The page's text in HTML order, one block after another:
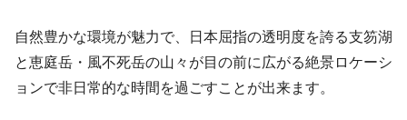
自然豊かな環境が魅力で、日本屈指の透明度を誇る支笏湖
と恵庭岳・風不死岳の山々が目の前に広がる絶景ロケーシ
ョンで非日常的な時間を過ごすことが出来ます。